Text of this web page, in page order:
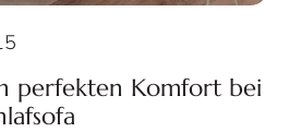
perfekten Komfort bei